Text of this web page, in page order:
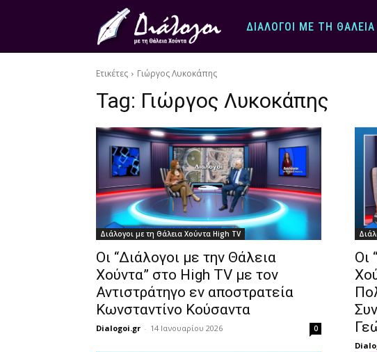
ΔΙΆΛΟΓΟΙ ΜΕ ΤΗ
Ετικέτες Γιώργος Λυκοκάπης
Tag: Γιώργος Λυκοκάπης
Διάλογοι με τη Θάλεια Χούντα High TV
Οι “Διάλογοι με την Θάλεια
Χούντα” στο High TV με τον
Αντιστράτηγο εν αποστρατεία
Κωνσταντίνο Κούσαντα
Dialogoi.gr - 14 Ιανουαρίου 2026 0
Οι